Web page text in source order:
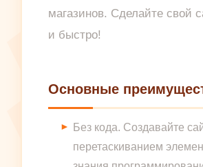
магазинов. Сделайте свой
и быстро!
Основные
Без кода. Создавайте
перетаскиванием